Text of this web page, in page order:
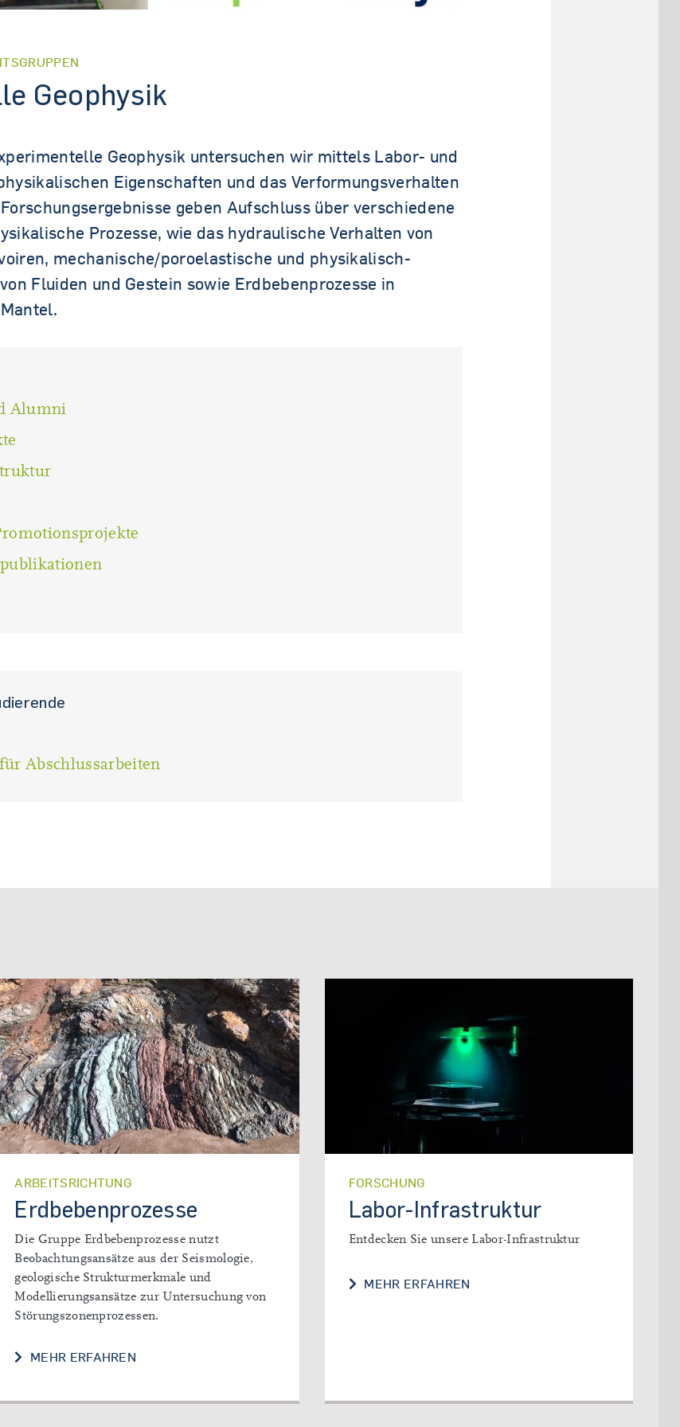
Geophysik
Geophysik untersuchen wir mittels Labor- und
Eigenschaften und das Verformungsverhalten
geben Aufschluss über verschiedene
Prozesse, wie das hydraulische Verhalten von
mechanische/poroelastische und physikalisch-
Fluiden und Gestein sowie Erdbebenprozesse in
Alumni
Abschlussarbeiten
ARBEITSRICHTUNG
Erdbebenprozesse
Die Gruppe Erdbebenprozesse nutzt
Beobachtungsansätze aus der Seismologie,
geologische Strukturmerkmale und
Modellierungsansätze zur Untersuchung von
Störungszonenprozessen.
MEHR ERFAHREN
FORSCHUNG
Labor-Infrastruktur
Entdecken Sie unsere Labor-Infrastruktur
MEHR ERFAHREN